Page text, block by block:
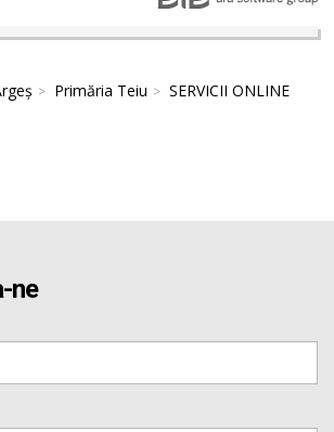
Primăria Teiu SERVICII ONLINE
ne